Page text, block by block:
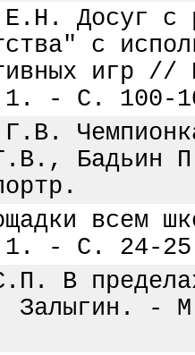
Досуг с
с
игр //
- С. 100-
Г.В.,
всем
1. - С. 24-
В
Залыгин. -